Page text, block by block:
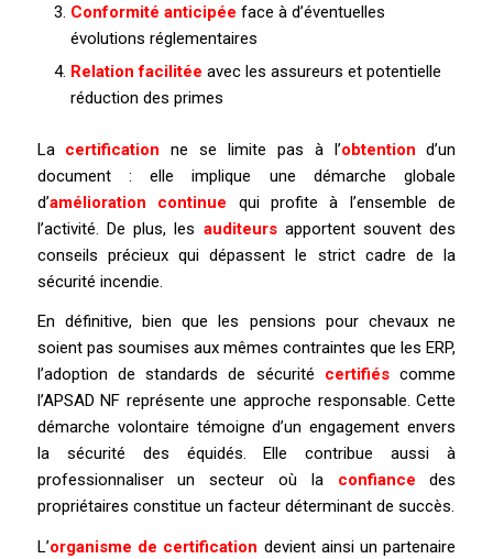
Conformité anticipée face à d’éventuelles
évolutions réglementaires
Relation facilitée avec les assureurs et potentielle
réduction des primes
La certification ne se limite pas à l’obtention d’un
document : elle implique une démarche globale
d’amélioration continue qui profite à l’ensemble de
l’activité. De plus, les auditeursapportent souvent des
conseils précieux qui dépassent le strict cadre de la
sécurité incendie.
En définitive, bien que les pensions pour chevaux ne
soient pas soumises aux mêmes contraintes que les ERP,
l’adoption de standards de sécurité certifiés comme
l’APSAD NF représente une approche responsable. Cette
démarche volontaire témoigne d’un engagement envers
la sécurité des équidés. Elle contribue aussi à
professionnaliser un secteur où la confiance des
propriétaires constitue un facteur déterminant de succès.
L’organisme de certification devient ainsi un partenaire